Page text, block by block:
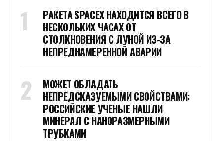
РАКЕТА SPACEX НАХОДИТСЯ ВСЕГО В
НЕСКОЛЬКИХ ЧАСАХ ОТ
СТОЛКНОВЕНИЯ С ЛУНОЙ ИЗ-ЗА
НЕПРЕДНАМЕРЕННОЙ АВАРИИ
МОЖЕТ ОБЛАДАТЬ
НЕПРЕДСКАЗУЕМЫМИ СВОЙСТВАМИ:
РОССИЙСКИЕ УЧЕНЫЕ НАШЛИ
МИНЕРАЛ С НАНОРАЗМЕРНЫМИ
ТРУБКАМИ